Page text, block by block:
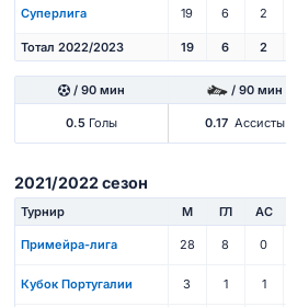
Суперлига 19 6 2
Тотал 2022/2023 19 6 2
/ 90 мин / 90 мин
0.5Голы 0.17 Ассисты
2021/2022 сезон
Турнир М ГЛ АС
Примейра-лига 28 8 0
Кубок Португалии 3 1 1